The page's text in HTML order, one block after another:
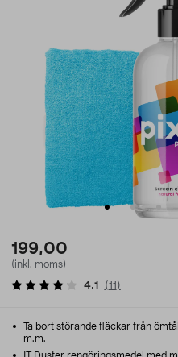
199,00
(inkl. moms)
4.1 (11 )
Ta bort störande fläckar från
m.m.